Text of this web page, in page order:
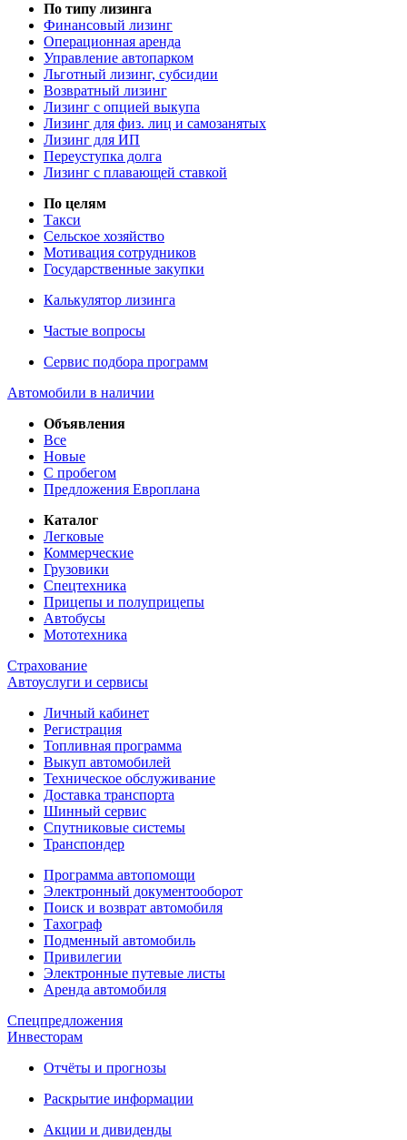
По типу лизинга
Финансовый лизинг
Операционная аренда
Управление автопарком
Льготный лизинг, субсидии
Возвратный лизинг
Лизинг с опцией выкупа
Лизинг для физ. лиц и самозанятых
Лизинг для ИП
Переуступка долга
Лизинг с плавающей ставкой
По целям
Такси
Сельское хозяйство
Мотивация сотрудников
Государственные закупки
Калькулятор лизинга
Частые вопросы
Сервис подбора программ
Автомобили в наличии
Объявления
Все
Новые
С пробегом
Предложения Европлана
Каталог
Легковые
Коммерческие
Грузовики
Спецтехника
Прицепы и полуприцепы
Автобусы
Мототехника
Страхование
Автоуслуги и сервисы
Личный кабинет
Регистрация
Топливная программа
Выкуп автомобилей
Техническое обслуживание
Доставка транспорта
Шинный сервис
Спутниковые системы
Транспондер
Программа автопомощи
Электронный документооборот
Поиск и возврат автомобиля
Тахограф
Подменный автомобиль
Привилегии
Электронные путевые листы
Аренда автомобиля
Спецпредложения
Инвесторам
Отчёты и прогнозы
Раскрытие информации
Акции и дивиденды